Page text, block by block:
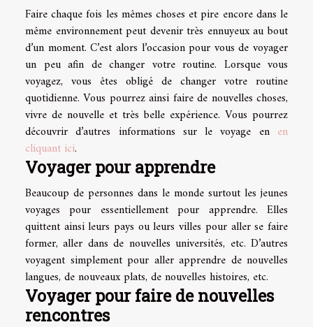
Faire chaque fois les mêmes choses et pire encore dans le
même environnement peut devenir très ennuyeux au bout
d’un moment. C’est alors l’occasion pour vous de voyager
un peu afin de changer votre routine. Lorsque vous
voyagez, vous êtes obligé de changer votre routine
quotidienne. Vous pourrez ainsi faire de nouvelles choses,
vivre de nouvelle et très belle expérience. Vous pourrez
découvrir d’autres informations sur le voyage en en
cliquant ici.
Voyager pour apprendre
Beaucoup de personnes dans le monde surtout les jeunes
voyages pour essentiellement pour apprendre. Elles
quittent ainsi leurs pays ou leurs villes pour aller se faire
former, aller dans de nouvelles universités, etc. D’autres
voyagent simplement pour aller apprendre de nouvelles
langues, de nouveaux plats, de nouvelles histoires, etc.
Voyager pour faire de nouvelles
rencontres